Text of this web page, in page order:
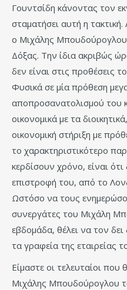
Γουντσίδη κάνοντας τον
σταματήσει αυτή η
ο Μιχάλης
Δόξας. Την ίδια ακριβώς
δεν είναι στις προθέσεις
Φυσικά σε μία πρόθεση
αποπροσανατολισμού του
οικονομικά με τα
οικονομική στήριξη με
το χαρακτηριστικότερο
κερδίσουν χρόνο, είναι
επιστροφή του, από το
Ωστόσο να τους
συνεργάτες του Μιχάλη
εβδομάδα, θέλει να τον
τα γραφεία της εταιρείας
Είμαστε οι τελευταίοι
Μιχάλης Μπουδούρογλου